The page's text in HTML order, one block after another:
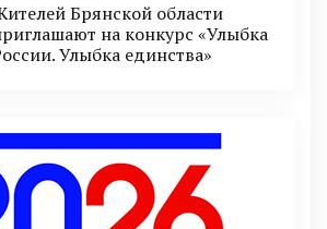
Брянской области
на конкурс «Улыбка
Улыбка единства»